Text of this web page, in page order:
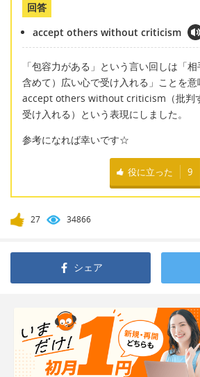
回答
accept others without criticism
「包容力がある」という言い回しは「
含めて）広い心で受け入れる」ことを意
accept others without criticism（批判
受け入れる）という表現にしました。
参考になれば幸いです☆
役に立った 9
27 34866
シェア